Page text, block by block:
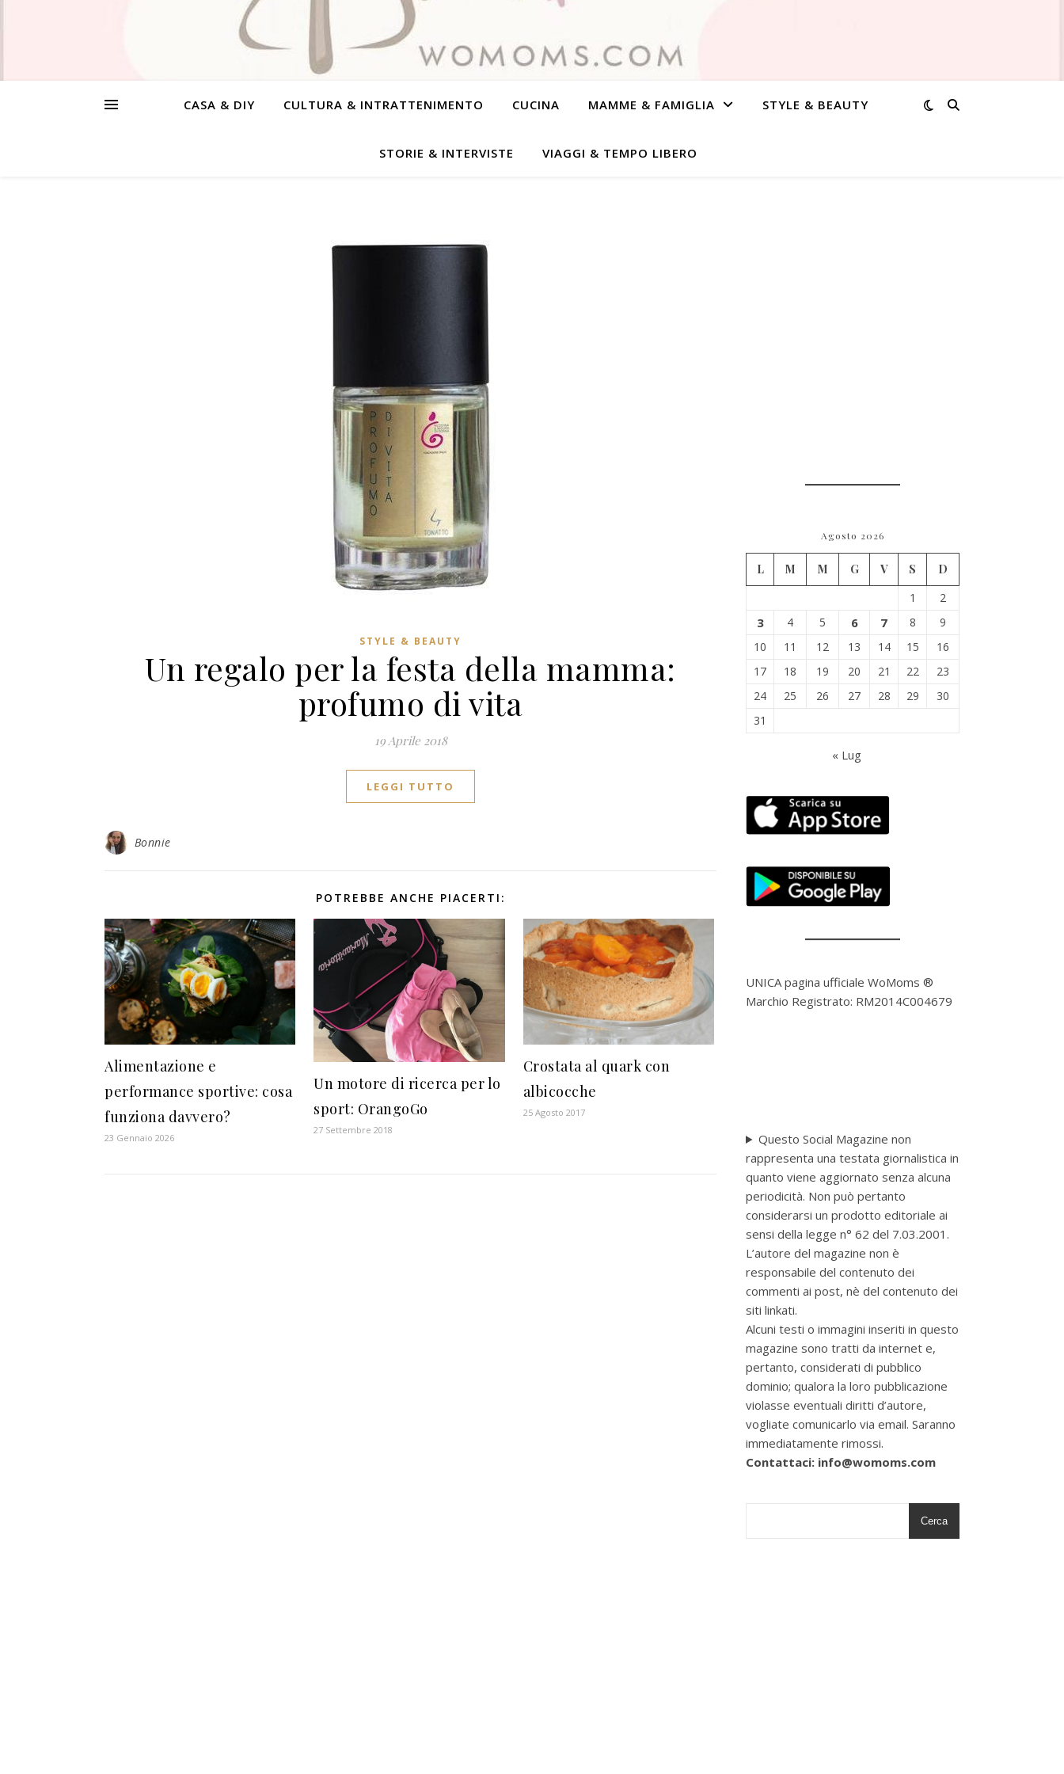
CASA & DIY CULTURA & INTRATTENIMENTO CUCINA MAMME & FAMIGLIA STYLE & BEAUTY
STORIE & INTERVISTE VIAGGI & TEMPO LIBERO
STYLE & BEAUTY
Un regalo per la festa della mamma:
profumo di vita
19 Aprile 2018
LEGGI TUTTO
Bonnie
POTREBBE ANCHE PIACERTI:
Alimentazione e
performance sportive: cosa
funziona davvero?
23 Gennaio 2026
Un motore di ricerca per lo
sport: OrangoGo
27 Settembre 2018
Crostata al quark con
albicocche
25 Agosto 2017
Agosto 2026
L M M G V S
D
1
2
3 4 5 6 7 8
9
10
11 12 13 14 15
16
17
18 19 20 21 22
23
24
25 26 27 28 29
30
31
« Lug
UNICA pagina ufficiale WoMoms ®
Marchio Registrato: RM2014C004679
Questo Social Magazine non
rappresenta una testata giornalistica in
quanto viene aggiornato senza alcuna
periodicità. Non può pertanto
considerarsi un prodotto editoriale ai
sensi della legge n° 62 del 7.03.2001.
L’autore del magazine non è
responsabile del contenuto dei
commenti ai post, nè del contenuto dei
siti linkati.
Alcuni testi o immagini inseriti in questo
magazine sono tratti da internet e,
pertanto, considerati di pubblico
dominio; qualora la loro pubblicazione
violasse eventuali diritti d’autore,
vogliate comunicarlo via email. Saranno
immediatamente rimossi.
Contattaci: info@womoms.com
Cerca